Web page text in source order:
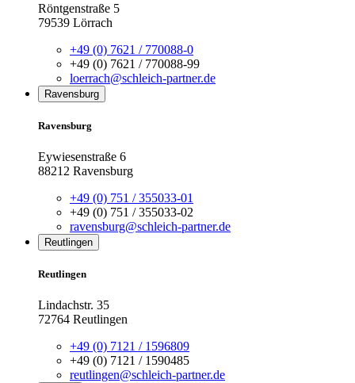
Röntgenstraße 5
79539 Lörrach
+49 (0) 7621 / 770088-0
+49 (0) 7621 / 770088-99
loerrach@schleich-partner.de
Ravensburg
Ravensburg
Eywiesenstraße 6
88212 Ravensburg
+49 (0) 751 / 355033-01
+49 (0) 751 / 355033-02
ravensburg@schleich-partner.de
Reutlingen
Reutlingen
Lindachstr. 35
72764 Reutlingen
+49 (0) 7121 / 1596809
+49 (0) 7121 / 1590485
reutlingen@schleich-partner.de